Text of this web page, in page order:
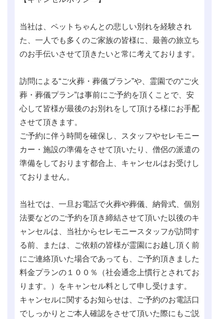
当社は、ペットちゃんとの悲しい別れを経験され
た、一人でも多くのご家族の皆様に、最善の旅立ち
のお手伝いさせて頂きたいと常に考えております。
訪問による“ご火葬・葬儀プラン”や、霊園での“ご火
葬・葬儀プラン”は事前にご予約を頂くことで、安
心して皆様が最後のお別れをして頂ける様にお手配
させて頂きます。
ご予約に伴う時間を確保し、スタッフやセレモニー
カー・施設の準備をさせて頂いたり、僧侶の派遣の
準備をしております都合上、キャンセルはお受けし
ておりません。
当社では、一旦お電話で火葬や葬儀、納骨式、個別
法要などのご予約を頂き締結させて頂いた以後のキ
ャンセルは、当社からセレモニースタッフが訪問す
る前、または、ご依頼の皆様が霊園にお越し頂く前
にご連絡頂いた場合であっても、ご予約頂きました
料金プランの１００％（社会通念上慣行とされてお
ります。）をキャンセル料として申し受けます。
キャンセルに関するお知らせは、ご予約のお電話口
でしっかりとご本人確認をさせて頂いた際にもご説